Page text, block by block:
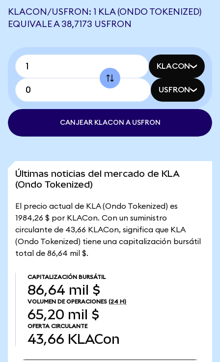
KLACON/USFRON: 1 KLA (ONDO TOKENIZED)
EQUIVALE A 38,7173 USFRON
KLACON
USFRON
CANJEAR KLACON A USFRON
Últimas noticias del mercado de KLA
(Ondo Tokenized)
El precio actual de KLA (Ondo Tokenized) es
1984,26 $ por KLACon. Con un suministro
circulante de 43,66 KLACon, significa que KLA
(Ondo Tokenized) tiene una capitalización bursátil
total de 86,64 mil $.
CAPITALIZACIÓN BURSÁTIL
86,64 mil $
VOLUMEN DE OPERACIONES (24 H)
65,20 mil $
OFERTA CIRCULANTE
43,66 KLACon